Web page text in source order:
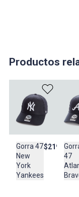
CHINA
INVERTRADING
Cuidado y Lavado
Lavar con jabon
prenda lo requiera,
Composición:
Panel frontal: 100 %
Productos
Gorra 47
New
York
Yankees
$219.900
47